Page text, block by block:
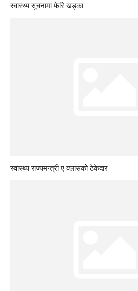
स्वास्थ्य सूचनामा फेरि खड्का
स्वास्थ्य राज्यमन्त्री ए क्लासको ठेकेदार